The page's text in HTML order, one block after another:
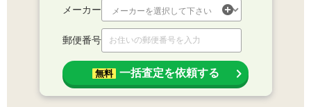
メーカー
郵便番号
無料 一括査定を依頼する